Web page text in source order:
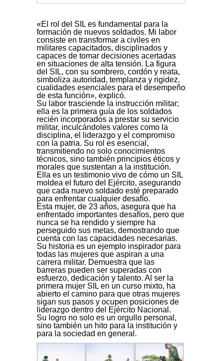
«El rol del SIL es fundamental para la
formación de nuevos soldados. Mi labor
consiste en transformar a civiles en
militares capacitados, disciplinados y
capaces de tomar decisiones acertadas
en situaciones de alta tensión. La figura
del SIL, con su sombrero, cordón y reata,
simboliza autoridad, templanza y rigidez,
cualidades esenciales para el desempeño
de esta función», explicó.
Su labor trasciende la instrucción militar;
ella es la primera guía de los soldados
recién incorporados a prestar su servicio
militar, inculcándoles valores como la
disciplina, el liderazgo y el compromiso
con la patria. Su rol es esencial,
transmitiendo no solo conocimientos
técnicos, sino también principios éticos y
morales que sustentan a la institución.
Ella es un testimonio vivo de cómo un SIL
moldea el futuro del Ejército, asegurando
que cada nuevo soldado esté preparado
para enfrentar cualquier desafío.
Esta mujer, de 23 años, asegura que ha
enfrentado importantes desafíos, pero que
nunca se ha rendido y siempre ha
perseguido sus metas, demostrando que
cuenta con las capacidades necesarias.
Su historia es un ejemplo inspirador para
todas las mujeres que aspiran a una
carrera militar. Demuestra que las
barreras pueden ser superadas con
esfuerzo, dedicación y talento. Al ser la
primera mujer SIL en un curso mixto, ha
abierto el camino para que otras mujeres
sigan sus pasos y ocupen posiciones de
liderazgo dentro del Ejército Nacional.
Su logro no solo es un orgullo personal,
sino también un hito para la institución y
para la sociedad en general.